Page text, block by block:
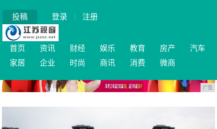
投稿 登录 | 注册
首页 资讯 财经 娱乐 教育 房产
汽车
家居
企业 时尚 商讯 消费 微商
广告